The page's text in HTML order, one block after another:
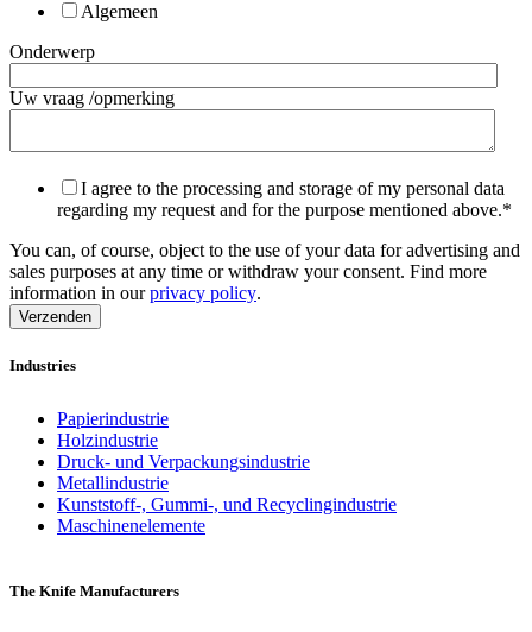
Algemeen
Onderwerp
Uw vraag /opmerking
I agree to the processing and storage of my personal data
regarding my request and for the purpose mentioned above.*
You can, of course, object to the use of your data for advertising and
sales purposes at any time or withdraw your consent. Find more
information in ourprivacy policy.
Industries
Papierindustrie
Holzindustrie
Druck- und Verpackungsindustrie
Metallindustrie
Kunststoff-, Gummi-, und Recyclingindustrie
Maschinenelemente
The Knife Manufacturers